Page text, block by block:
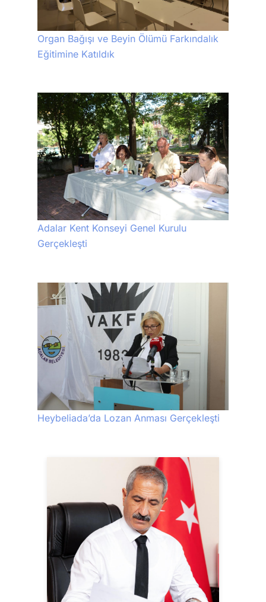
Organ Bağışı ve Beyin Ölümü Farkındalık
Eğitimine Katıldık
Adalar Kent Konseyi Genel Kurulu
Gerçekleşti
Heybeliada’da Lozan Anması Gerçekleşti